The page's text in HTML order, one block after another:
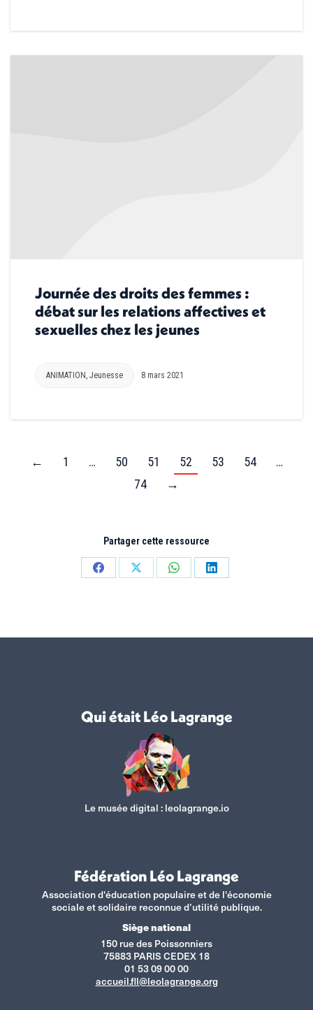
Journée des droits des femmes :
débat sur les relations affectives et
sexuelles chez les jeunes
ANIMATION , Jeunesse 8 mars 2021
← 1 … 50 51 52 53 54
…
74
→
Partager cette ressource
PartagerPartagerPartagerPartager
Qui était Léo Lagrange
Le musée digital :leolagrange.io
Fédération Léo Lagrange
Association d'éducation populaire et de l'économie
sociale et solidaire reconnue d’utilité publique.
Siège national
150 rue des Poissonniers
75883 PARIS CEDEX 18
01 53 09 00 00
accueil.fll@leolagrange.org